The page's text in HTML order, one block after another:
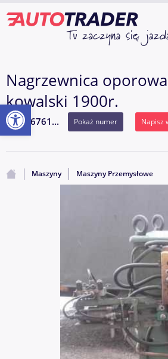
Nagrzewnica
kowalski 1900r.
436761... Pokaż numer Napisz
Maszyny Maszyny Przemysłowe
Otwórz pasek narzędzi